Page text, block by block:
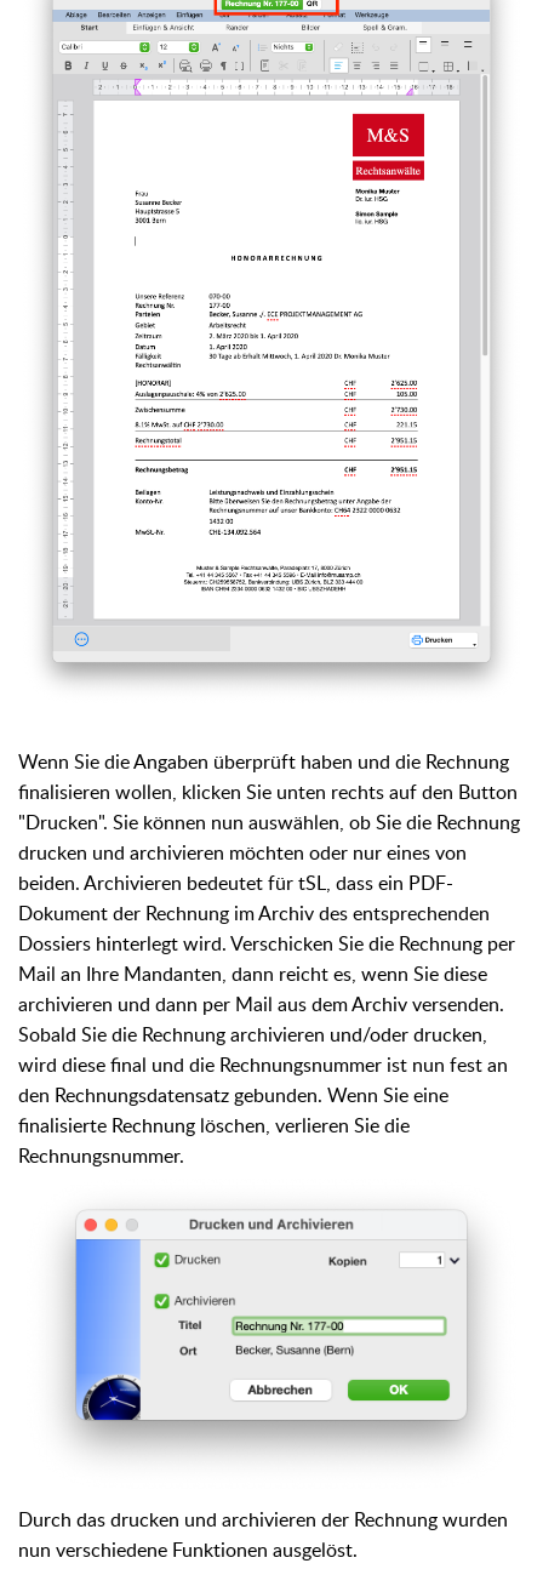
Wenn Sie die Angaben überprüft haben und die Rechnung
finalisieren wollen, klicken Sie unten rechts auf den Button
"Drucken". Sie können nun auswählen, ob Sie die Rechnung
drucken und archivieren möchten oder nur eines von
beiden. Archivieren bedeutet für tSL, dass ein PDF-
Dokument der Rechnung im Archiv des entsprechenden
Dossiers hinterlegt wird. Verschicken Sie die Rechnung per
Mail an Ihre Mandanten, dann reicht es, wenn Sie diese
archivieren und dann per Mail aus dem Archiv versenden.
Sobald Sie die Rechnung archivieren und/oder drucken,
wird diese final und die Rechnungsnummer ist nun fest an
den Rechnungsdatensatz gebunden. Wenn Sie eine
finalisierte Rechnung löschen, verlieren Sie die
Rechnungsnummer.
Durch das drucken und archivieren der Rechnung wurden
nun verschiedene Funktionen ausgelöst.